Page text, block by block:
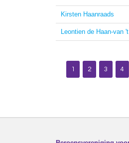
Kirsten Haanraads
Leontien de Haan-van
1 2 3 4